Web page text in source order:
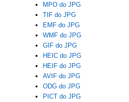
MPO do JPG
TIF do JPG
EMF do JPG
WMF do JPG
GIF do JPG
HEIC do JPG
HEIF do JPG
AVIF do JPG
ODG do JPG
PICT do JPG